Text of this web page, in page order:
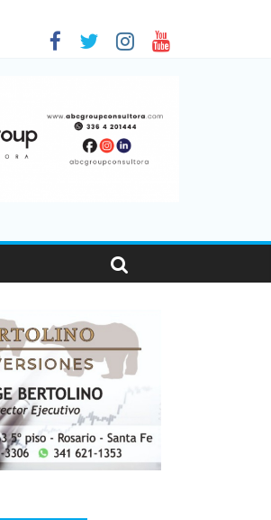
5,9% más que en 2025